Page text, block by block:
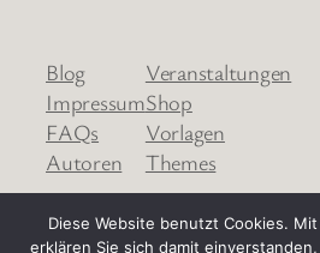
Blog
Impressum
FAQs
Autoren
Veranstaltungen
Shop
Vorlagen
Themes
Diese Website benutzt Cookies.
erklären Sie sich damit